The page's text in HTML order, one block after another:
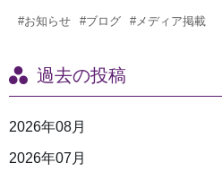
#お知らせ #ブログ #メディア掲載
過去の投稿
2026年08月
2026年07月